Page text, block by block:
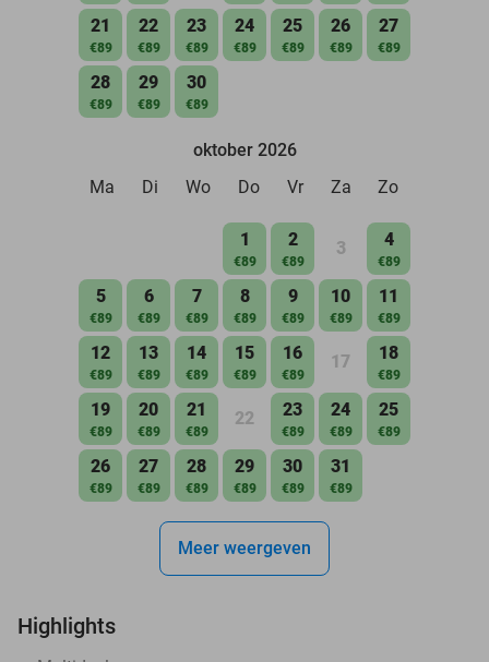
21
€89
22
€89
23
€89
24
€89
25
€89
26
€89
27
€89
28
€89
29
€89
30
€89
oktober 2026
Ma
Di Wo Do Vr Za Zo
1
€89
2
€89
3 4
€89
5
€89
6
€89
7
€89
8
€89
9
€89
10
€89
11
€89
12
€89
13
€89
14
€89
15
€89
16
€89
17 18
€89
19
€89
20
€89
21
€89
22 23
€89
24
€89
25
€89
26
€89
27
€89
28
€89
29
€89
30
€89
31
€89
Meer weergeven
Highlights